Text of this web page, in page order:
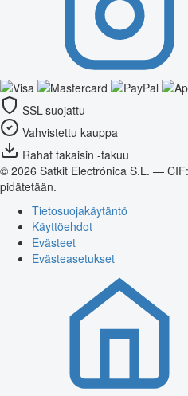
SSL-suojattu
Vahvistettu kauppa
Rahat takaisin -takuu
© 2026 Satkit Electrónica S.L. —
pidätetään.
Tietosuojakäytäntö
Käyttöehdot
Evästeet
Evästeasetukset